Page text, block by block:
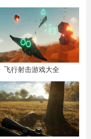
飞行射击游戏大全